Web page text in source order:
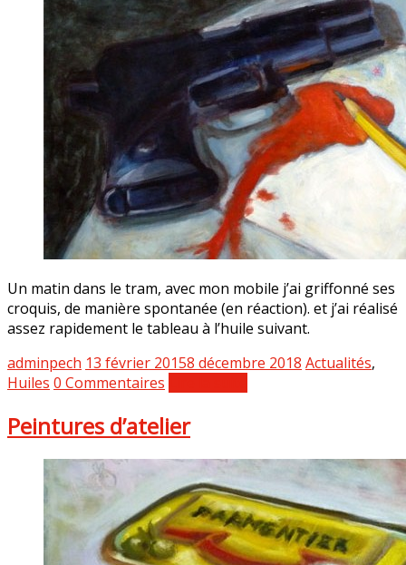
Un matin dans le tram, avec mon mobile j’ai griffonné ses
croquis, de manière spontanée (en réaction). et j’ai réalisé
assez rapidement le tableau à l’huile suivant.
adminpech 13 février 20158 décembre 2018 Actualités,
Huiles 0 Commentaires
Peintures d’atelier